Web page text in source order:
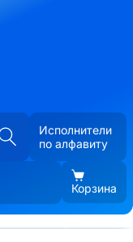
Исполнители
по алфавиту
Корзина